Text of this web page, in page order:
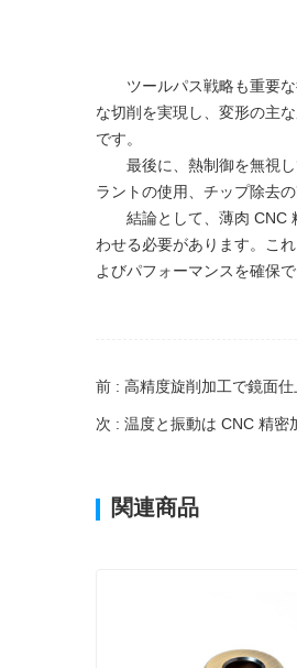
ツールパス戦略も重要
な切削を実現し、変形の主
です。
最後に、熱制御を無視
ラントの使用、チップ除去
結論として、薄肉 CNC
わせる必要があります。こ
よびパフォーマンスを確保で
前 : 高精度旋削加工で鏡面
次 : 温度と振動は CNC 精
関連商品